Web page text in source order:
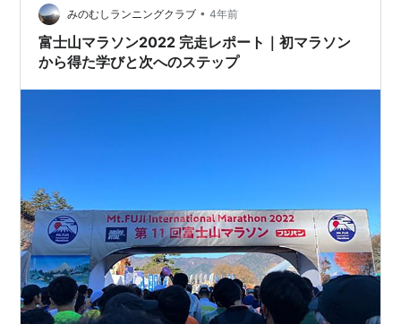
の揉み合いもなく…
みのむしランニングクラブ • 4年前
富士山マラソン2022 完走レポート｜初マラソン
から得た学びと次へのステップ